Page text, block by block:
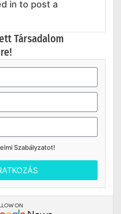
in to post a
Társadalom
Szabályzatot!